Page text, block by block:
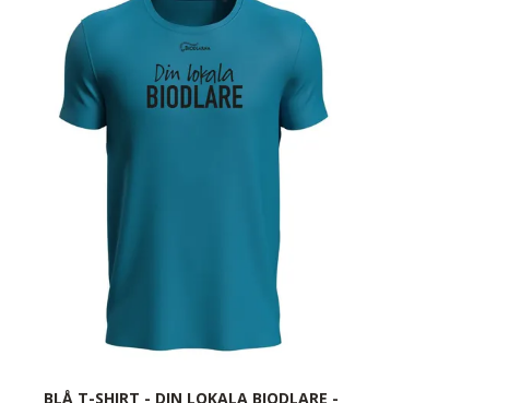
BLÅ T-SHIRT - DIN LOKALA BIODLARE -